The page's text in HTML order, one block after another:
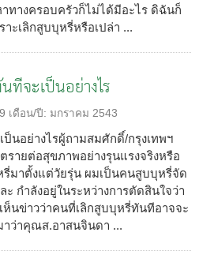
ทางครอบครัวก็ไม่ได้มีอะไร ดิฉันก็
าะเลิกสูบบุหรี่หรือเปล่า ...
ทีจะเป็นอย่างไร
เดือน/ปี: มกราคม 2543
นอย่างไรผู้ถามสมศักดิ์/กรุงเทพฯ
รายต่อสุขภาพอย่างรุนแรงจริงหรือ
มาตั้งแต่วัยรุ่น ผมเป็นคนสูบบุหรี่จัด
กำลังอยู่ในระหว่างการตัดสินใจว่า
ห็นข่าวว่าคนที่เลิกสูบบุหรี่ทันทีอาจจะ
าว่าคุณส.อาสนจินดา ...